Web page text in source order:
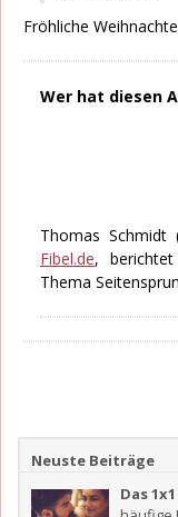
Fröhliche
Wer hat diesen
Thomas Schmidt
Fibel.de,
Thema
Neuste Beiträge
Das